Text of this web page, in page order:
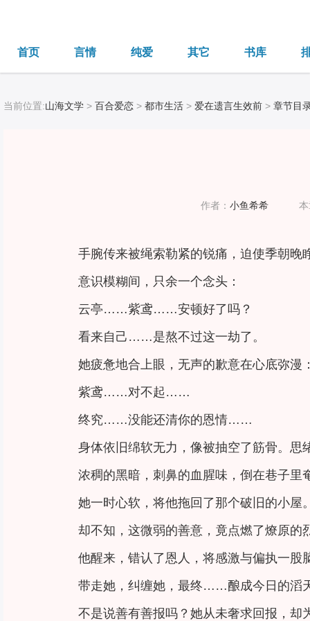
首页 言情 纯爱 其它 书库
当前位置:山海文学 > 百合爱恋 > 都市生活 > 爱在遗言生效前 > 章节目
作者： 小鱼希希
手腕传来被绳索勒紧的锐痛，迫使季朝晚
意识模糊间，只余一个念头：
云亭……紫鸢……安顿好了吗？
看来自己……是熬不过这一劫了。
她疲惫地合上眼，无声的歉意在心底弥漫
紫鸢……对不起……
终究……没能还清你的恩情……
身体依旧绵软无力，像被抽空了筋骨。
浓稠的黑暗，刺鼻的血腥味，倒在巷子
她一时心软，将他拖回了那个破旧的小屋
却不知，这微弱的善意，竟点燃了燎原的
他醒来，错认了恩人，将感激与偏执一股
带走她，纠缠她，最终……酿成今日的滔
不是说善有善报吗？她从未奢求回报，却